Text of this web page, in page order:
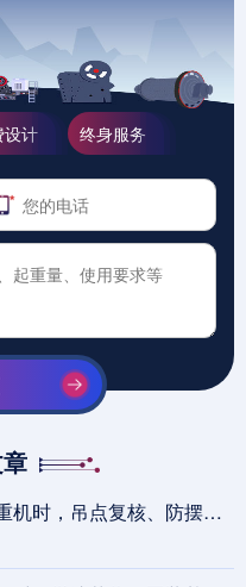
设计 终身服务
数和叉车交叉通道为什么不能分开设计？